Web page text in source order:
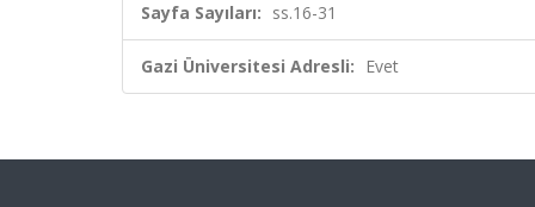
Sayfa Sayıları: ss.16-31
Gazi Üniversitesi Adresli: Evet